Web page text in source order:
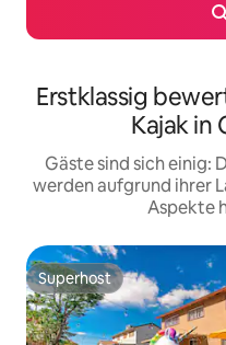
Erstklassig
Kajak in
Gäste sind sich einig:
werden aufgrund ihrer
Aspekte
Superhost
Superhost